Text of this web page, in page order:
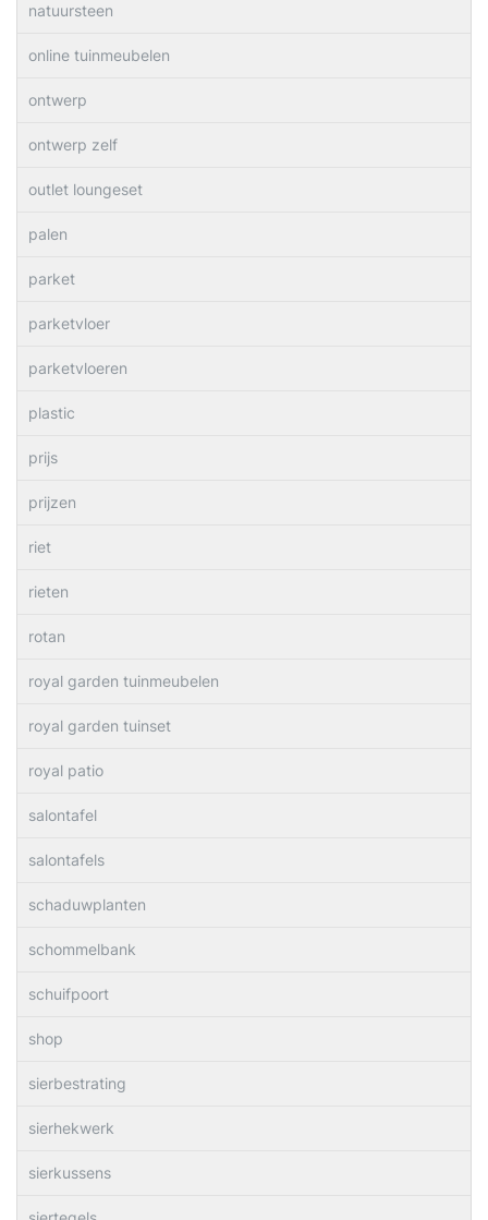
natuursteen
online tuinmeubelen
ontwerp
ontwerp zelf
outlet loungeset
palen
parket
parketvloer
parketvloeren
plastic
prijs
prijzen
riet
rieten
rotan
royal garden tuinmeubelen
royal garden tuinset
royal patio
salontafel
salontafels
schaduwplanten
schommelbank
schuifpoort
shop
sierbestrating
sierhekwerk
sierkussens